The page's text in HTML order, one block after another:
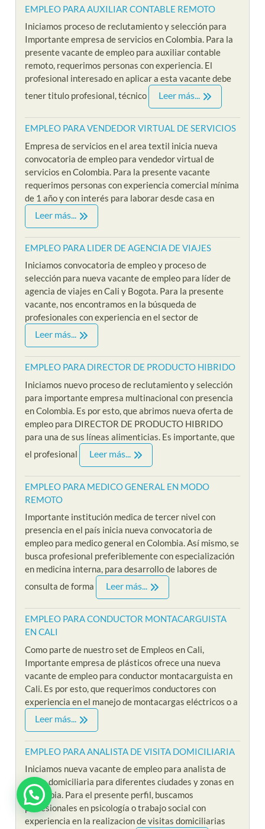
EMPLEO PARA AUXILIAR CONTABLE REMOTO
Iniciamos proceso de reclutamiento y selección para
Importante empresa de servicios en Colombia. Para la
presente vacante de empleo para auxiliar contable
remoto, requerimos personas con experiencia. El
profesional interesado en aplicar a esta vacante debe
tener titulo profesional, técnico
Leer más...
EMPLEO PARA VENDEDOR VIRTUAL DE SERVICIOS
Empresa de servicios en el area textil inicia nueva
convocatoria de empleo para vendedor virtual de
servicios en Colombia. Para la presente vacante
requerimos personas con experiencia comercial mínima
de 1 año y con interés para laborar desde casa en
Leer más...
EMPLEO PARA LIDER DE AGENCIA DE VIAJES
Iniciamos convocatoria de empleo y proceso de
selección para nueva vacante de empleo para líder de
agencia de viajes en Cali y Bogota. Para la presente
vacante, nos encontramos en la búsqueda de
profesionales con experiencia en el sector de
Leer más...
EMPLEO PARA DIRECTOR DE PRODUCTO HIBRIDO
Iniciamos nuevo proceso de reclutamiento y selección
para importante empresa multinacional con presencia
en Colombia. Es por esto, que abrimos nueva oferta de
empleo para DIRECTOR DE PRODUCTO HIBRIDO
para una de sus líneas alimenticias. Es importante, que
el profesional
Leer más...
EMPLEO PARA MEDICO GENERAL EN MODO
REMOTO
Importante institución medica de tercer nivel con
presencia en el país inicia nueva convocatoria de
empleo para medico general en Colombia. Así mismo, se
busca profesional preferiblemente con especialización
en medicina interna, para desarrollo de labores de
consulta de forma
Leer más...
EMPLEO PARA CONDUCTOR MONTACARGUISTA
EN CALI
Como parte de nuestro set de Empleos en Cali,
Importante empresa de plásticos ofrece una nueva
vacante de empleo para conductor montacarguista en
Cali. Es por esto, que requerimos conductores con
experiencia en el manejo de montacargas eléctricos o a
Leer más...
EMPLEO PARA ANALISTA DE VISITA DOMICILIARIA
Iniciamos nueva vacante de empleo para analista de
visita domiciliaria para diferentes ciudades y zonas en
Colombia. Para el presente perfil, buscamos
profesionales en psicología o trabajo social con
experiencia en la realizacion de visitas domiciliarias